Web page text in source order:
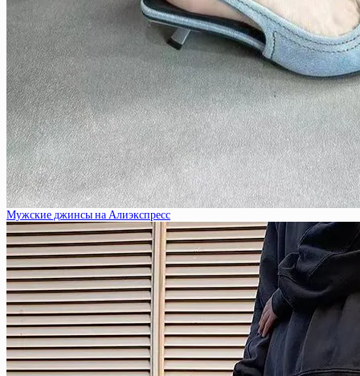
Мужские джинсы на Алиэкспресс